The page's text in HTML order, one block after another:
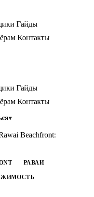
Гайды
Контакты
Гайды
Контакты
Beachfront:
РАВАИ